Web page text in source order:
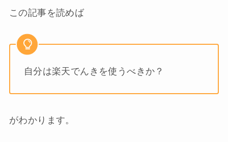
この記事を読めば
自分は楽天でんきを使うべきか？
がわかります。